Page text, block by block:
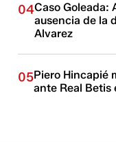
04Caso Goleada:
ausencia de la
Alvarez
05Piero Hincapié
ante Real Betis